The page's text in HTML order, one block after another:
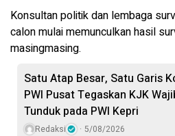
Konsultan politik dan lembaga
calon mulai memunculkan hasil
masingmasing.
Satu Atap Besar, Satu Garis
PWI Pusat Tegaskan KJK
Tunduk pada PWI Kepri
Redaksi 5/08/2026